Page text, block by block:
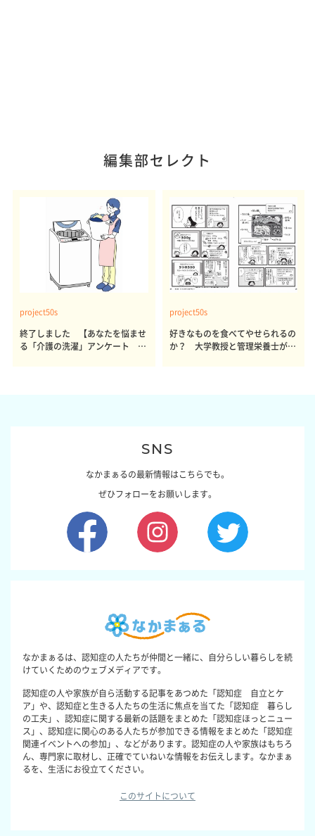
編集部セレクト
project50s
終了しました 【あなたを悩ませ
る「介護の洗濯」アンケート 体
project50s
好きなものを食べてやせられるの
か？ 大学教授と管理栄養士が出
SNS
なかまぁるの最新情報はこちらでも。
ぜひフォローをお願いします。
なかまぁるは、認知症の人たちが仲間と一緒に、自分らしい暮らしを続
けていくためのウェブメディアです。
認知症の人や家族が自ら活動する記事をあつめた「認知症 自立とケ
ア」や、認知症と生きる人たちの生活に焦点を当てた「認知症 暮らし
の工夫」、認知症に関する最新の話題をまとめた「認知症ほっとニュー
ス」、認知症に関心のある人たちが参加できる情報をまとめた「認知症
関連イベントへの参加」、などがあります。認知症の人や家族はもちろ
ん、専門家に取材し、正確でていねいな情報をお伝えします。なかまぁ
るを、生活にお役立てください。
このサイトについて